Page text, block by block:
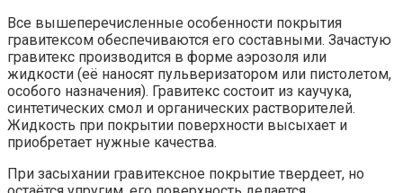
Все вышеперечисленные особенности покрытия
гравитексом обеспечиваются его составными. Зачастую
гравитекс производится в форме аэрозоля или
жидкости (её наносят пульверизатором или пистолетом,
особого назначения). Гравитекс состоит из каучука,
синтетических смол и органических растворителей.
Жидкость при покрытии поверхности высыхает и
приобретает нужные качества.
При засыхании гравитексное покрытие твердеет, но